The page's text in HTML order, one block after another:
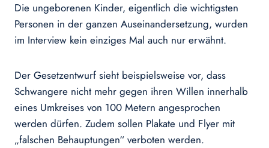
Die ungeborenen Kinder, eigentlich die wichtigsten
Personen in der ganzen Auseinandersetzung, wurden
im Interview kein einziges Mal auch nur erwähnt.
Der Gesetzentwurf sieht beispielsweise vor, dass
Schwangere nicht mehr gegen ihren Willen innerhalb
eines Umkreises von 100 Metern angesprochen
werden dürfen. Zudem sollen Plakate und Flyer mit
„falschen Behauptungen“ verboten werden.